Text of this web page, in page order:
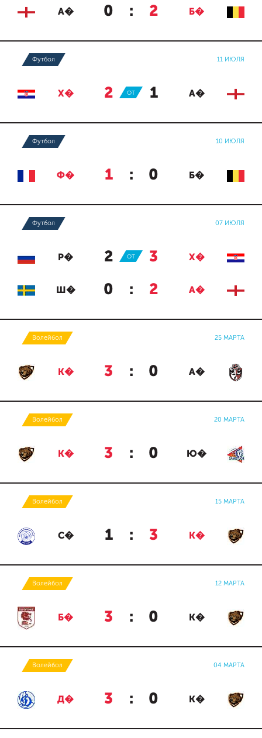
А� 0 : 2 Б�
Футбол 11 ИЮЛЯ
Х� 2 : 1 А�
ОТ
Футбол 10 ИЮЛЯ
Ф� 1 : 0 Б�
Футбол 07 ИЮЛЯ
Р� 2 : 3 Х�
ОТ
Ш� 0 : 2 А�
Волейбол 25 МАРТА
К� 3 : 0 А�
Волейбол 20 МАРТА
К� 3 : 0 Ю�
Волейбол 15 МАРТА
С� 1 : 3 К�
Волейбол 12 МАРТА
Б� 3 : 0 К�
Волейбол 04 МАРТА
Д� 3 : 0 К�